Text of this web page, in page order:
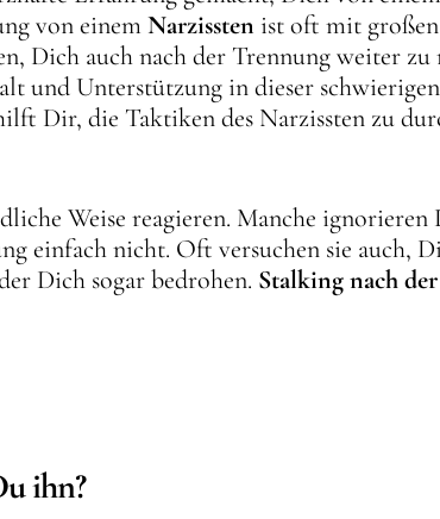
von einemNarzissten ist oft mit großen
Dich auch nach der Trennung weiter
und Unterstützung in dieser
Dir, die Taktiken des Narzissten zu
Weise reagieren. Manche
einfach nicht. Oft versuchen sie auch,
Dich sogar bedrohen. Stalking nach
ihn?